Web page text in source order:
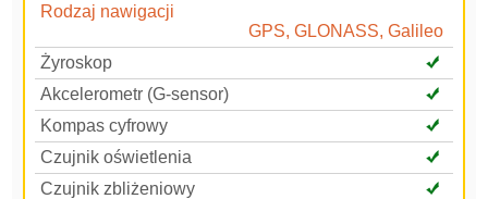
Rodzaj nawigacji
GPS, GLONASS, Galileo
Żyroskop
Akcelerometr (G-sensor)
Kompas cyfrowy
Czujnik oświetlenia
Czujnik zbliżeniowy